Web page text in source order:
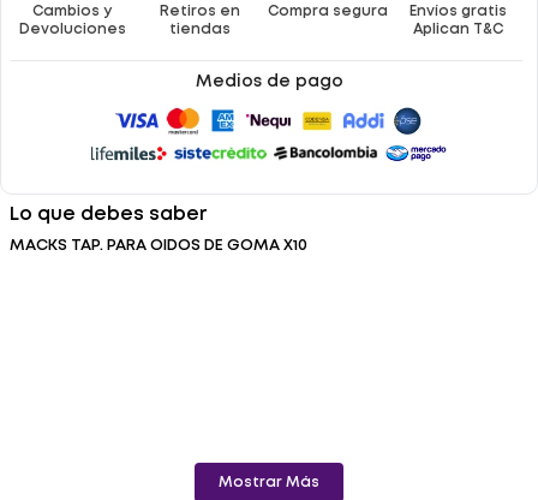
Cambios y
Devoluciones
Retiros en
tiendas
Compra segura
Envíos gratis
Aplican T&C
Medios de pago
Lo que debes saber
MACKS TAP. PARA OIDOS DE GOMA X10
Mostrar Más